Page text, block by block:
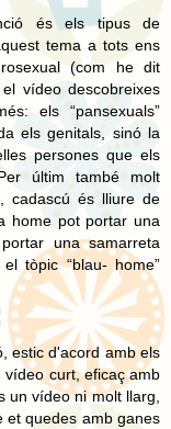
és els tipus de
tema a tots ens
(com he dit
vídeo descobreixes
els “pansexuals”
els genitals, sinó la
persones que els
últim també molt
cadascú és lliure de
home pot portar una
una samarreta
tòpic “blau- home”
estic d'acord amb els
vídeo curt, eficaç amb
un vídeo ni molt llarg,
et quedes amb ganes